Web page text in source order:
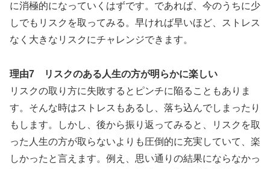
に消極的になっていくはずです。であれば、今のうちに少
しでもリスクを取ってみる。早ければ早いほど、ストレス
なく大きなリスクにチャレンジできます。
理由7 リスクのある人生の方が明らかに楽しい
リスクの取り方に失敗するとピンチに陥ることもありま
す。そんな時はストレスもあるし、落ち込んでしまったり
もします。しかし、後から振り返ってみると、リスクを取
った人生の方が取らないよりも圧倒的に充実していて、楽
しかったと言えます。例え、思い通りの結果にならなかっ